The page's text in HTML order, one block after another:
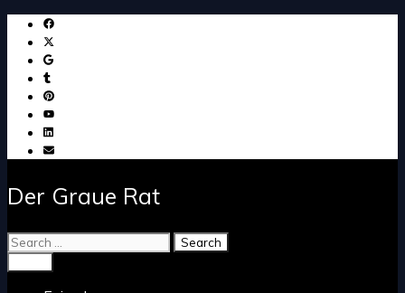
Skip
content
Der Graue Rat
Search
for: